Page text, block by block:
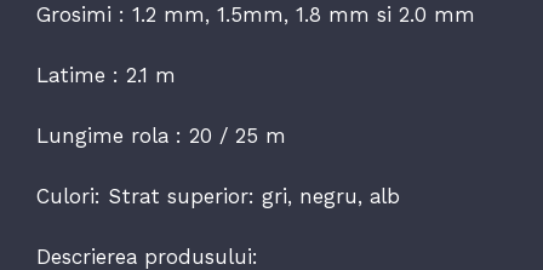
Grosimi : 1.2 mm, 1.5mm, 1.8 mm si 2.0 mm
Latime : 2.1 m
Lungime rola : 20 / 25 m
Culori: Strat superior: gri, negru, alb
Descrierea produsului: